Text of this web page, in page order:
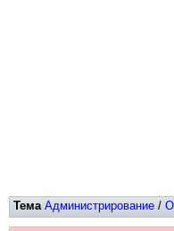
Тема Администрирование /